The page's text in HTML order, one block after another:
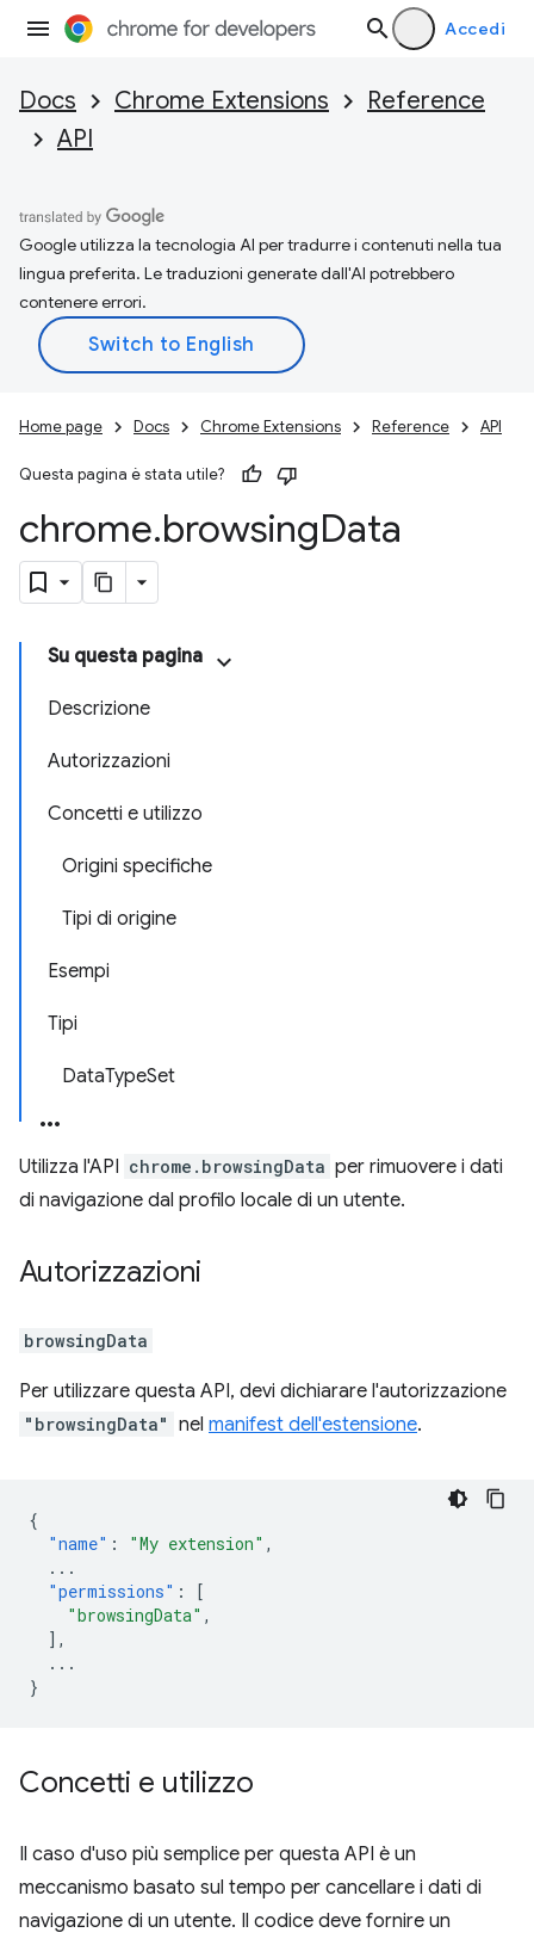
Accedi
Docs Chrome Extensions
Reference
API
Google utilizza la tecnologia AI per tradurre i contenuti nella tua
lingua preferita. Le traduzioni generate dall'AI potrebbero
contenere errori.
Home page Docs Chrome Extensions Reference API
Questa pagina è stata utile?
chrome.browsingData
Su questa pagina
Descrizione
Autorizzazioni
Concetti e utilizzo
Origini specifiche
Tipi di origine
Esempi
Tipi
DataTypeSet
Utilizza l'API chrome.browsingData per rimuovere i dati
di navigazione dal profilo locale di un utente.
Autorizzazioni
browsingData
Per utilizzare questa API, devi dichiarare l'autorizzazione
"browsingData" nel manifest dell'estensione.
{
"name" : "My extension" ,
...
"permissions" :
[
"browsingData" ,
],
...
}
Concetti e utilizzo
Il caso d'uso più semplice per questa API è un
meccanismo basato sul tempo per cancellare i dati di
navigazione di un utente. Il codice deve fornire un